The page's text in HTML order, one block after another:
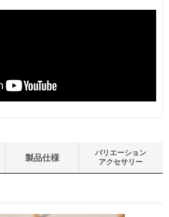
製品仕様
バリエーション
アクセサリー